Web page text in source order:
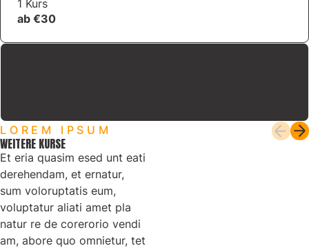
1 Kurs
ab €30
LOREM IPSUM
WEITERE KURSE
Et eria quasim esed unt eati
derehendam, et ernatur,
sum voloruptatis eum,
voluptatur aliati amet pla
natur re de corerorio vendi
am, abore quo omnietur, tet